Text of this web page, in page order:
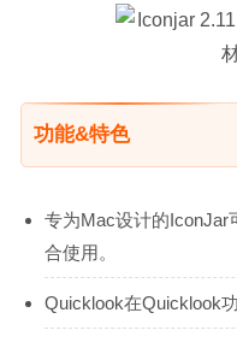
功能&特色
专为Mac设计的IconJar
合使用。
Quicklook在Quicklook